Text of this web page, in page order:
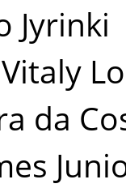
Jyrinki
Vitaly
da